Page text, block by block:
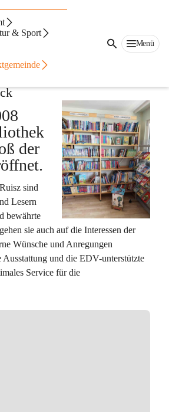
& Sport
Menü
der
sind
Lesern
bewährte
sie auch auf die Interessen der
Wünsche und Anregungen
und die EDV-unterstützte
Service für die